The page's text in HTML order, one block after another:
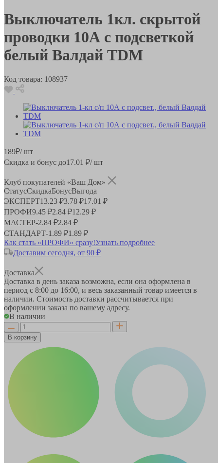
Выключатель 1кл. скрытой
проводки 10А с подсветкой
белый Валдай TDM
Код товара: 108937
189₽/ шт
Скидка и бонус до17.01 ₽/ шт
Клуб покупателей «Ваш Дом»
СтатусСкидкаБонусВыгода
ЭКСПЕРТ13.23 ₽3.78 ₽17.01 ₽
ПРОФИ9.45 ₽2.84 ₽12.29 ₽
МАСТЕР-2.84 ₽2.84 ₽
СТАНДАРТ-1.89 ₽1.89 ₽
Как стать «ПРОФИ» сразу!Узнать подробнее
Доставим сегодня, от 90 ₽
Доставка
Доставка в день заказа возможна, если она оформлена в
период с 8:00 до 16:00, и весь заказанный товар имеется в
наличии. Стоимость доставки рассчитывается при
оформлении заказа по вашему адресу.
В наличии
В корзину